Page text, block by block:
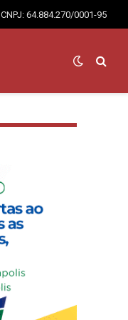
CNPJ: 64.884.270/0001-95